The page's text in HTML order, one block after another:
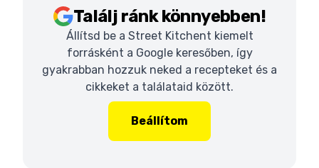
Találj ránk könnyebben!
Állítsd be a Street Kitchent kiemelt
forrásként a Google keresőben, így
gyakrabban hozzuk neked a recepteket és a
cikkeket a találataid között.
Beállítom